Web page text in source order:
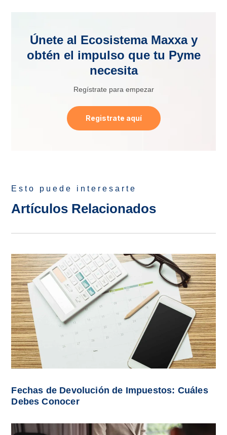
Únete al Ecosistema Maxxa y
obtén el impulso que tu Pyme
necesita
Regístrate para empezar
Registrate aquí
Esto puede interesarte
Artículos Relacionados
Fechas de Devolución de Impuestos: Cuáles
Debes Conocer